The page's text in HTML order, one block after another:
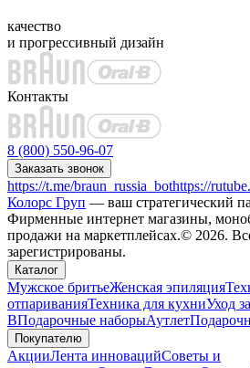
качество
и прогрессивный дизайн
Контакты
8 (800) 550-96-07
Заказать звонок
https://t.me/braun_russia_bothttps://
Колорс Груп — ваш стратегический
Фирменные интернет магазины,
продажи на маркетплейсах.© 2026.
зарегистрированы.
Каталог
Мужское бритьеЖенская эпиляция
отпариванияТехника для кухниУход
BПодарочные наборыАутлет
Покупателю
АкцииЛента инновацийСоветы и